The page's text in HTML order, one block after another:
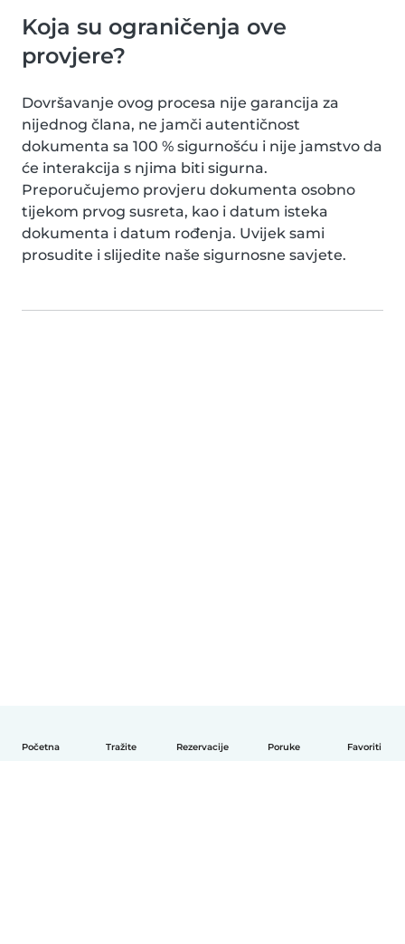
Početna Tražite Rezervacije Poruke Favoriti
Koja su ograničenja ove
provjere?
Dovršavanje ovog procesa nije garancija za
nijednog člana, ne jamči autentičnost
dokumenta sa 100 % sigurnošću i nije jamstvo da
će interakcija s njima biti sigurna.
Preporučujemo provjeru dokumenta osobno
tijekom prvog susreta, kao i datum isteka
dokumenta i datum rođenja. Uvijek sami
prosudite i slijedite naše sigurnosne savjete.